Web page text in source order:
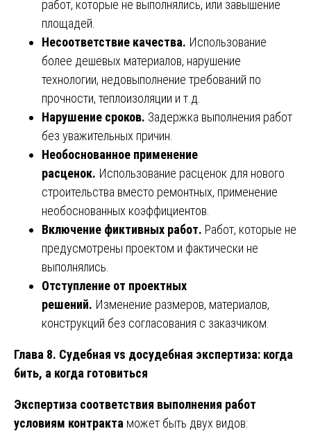
работ, которые не выполнялись, или завышение
площадей.
Несоответствие качества. Использование
более дешевых материалов, нарушение
технологии, недовыполнение требований по
прочности, теплоизоляции и т.д.
Нарушение сроков. Задержка выполнения работ
без уважительных причин.
Необоснованное применение
расценок. Использование расценок для нового
строительства вместо ремонтных, применение
необоснованных коэффициентов.
Включение фиктивных работ. Работ, которые не
предусмотрены проектом и фактически не
выполнялись.
Отступление от проектных
решений. Изменение размеров, материалов,
конструкций без согласования с заказчиком.
Глава 8. Судебная vs досудебная экспертиза: когда
бить, а когда готовиться
Экспертиза соответствия выполнения работ
условиям контракта может быть двух видов: